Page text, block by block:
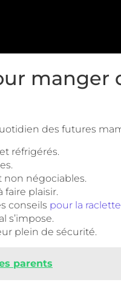
manger
des futures
réfrigérés.
non négociables.
faire plaisir.
conseils pour la
s’impose.
plein de sécurité.
parents